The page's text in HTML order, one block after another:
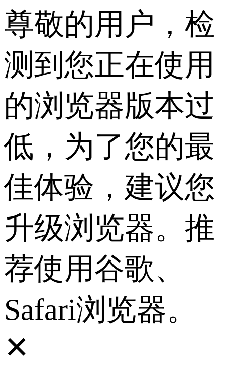
尊敬的用户，检
测到您正在使用
的浏览器版本过
低，为了您的最
佳体验，建议您
升级浏览器。推
荐使用谷歌、
Safari浏览器。
✕